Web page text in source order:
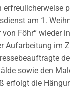
erfreulicherweise
am 1.
Föhr“ wieder
Aufarbeitung im
sowie den
erfolgt die